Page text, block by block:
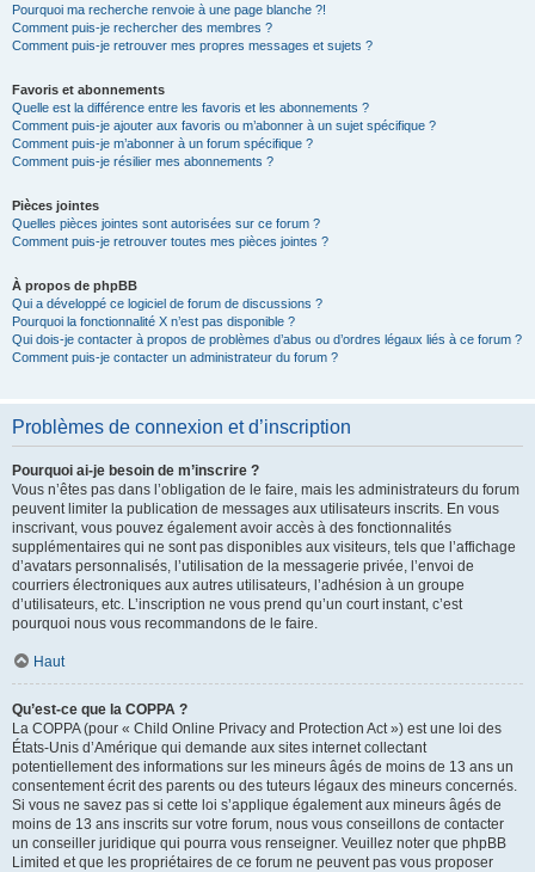
Pourquoi ma recherche renvoie à une page blanche ?!
Comment puis-je rechercher des membres ?
Comment puis-je retrouver mes propres messages et sujets ?
Favoris et abonnements
Quelle est la différence entre les favoris et les abonnements ?
Comment puis-je ajouter aux favoris ou m’abonner à un sujet spécifique ?
Comment puis-je m’abonner à un forum spécifique ?
Comment puis-je résilier mes abonnements ?
Pièces jointes
Quelles pièces jointes sont autorisées sur ce forum ?
Comment puis-je retrouver toutes mes pièces jointes ?
À propos de phpBB
Qui a développé ce logiciel de forum de discussions ?
Pourquoi la fonctionnalité X n’est pas disponible ?
Qui dois-je contacter à propos de problèmes d’abus ou d’ordres légaux liés à ce forum ?
Comment puis-je contacter un administrateur du forum ?
Problèmes de connexion et d’inscription
Pourquoi ai-je besoin de m’inscrire ?
Vous n’êtes pas dans l’obligation de le faire, mais les administrateurs du forum
peuvent limiter la publication de messages aux utilisateurs inscrits. En vous
inscrivant, vous pouvez également avoir accès à des fonctionnalités
supplémentaires qui ne sont pas disponibles aux visiteurs, tels que l’affichage
d’avatars personnalisés, l’utilisation de la messagerie privée, l’envoi de
courriers électroniques aux autres utilisateurs, l’adhésion à un groupe
d’utilisateurs, etc. L’inscription ne vous prend qu’un court instant, c’est
pourquoi nous vous recommandons de le faire.
Haut
Qu’est-ce que la COPPA ?
La COPPA (pour « Child Online Privacy and Protection Act ») est une loi des
États-Unis d’Amérique qui demande aux sites internet collectant
potentiellement des informations sur les mineurs âgés de moins de 13 ans un
consentement écrit des parents ou des tuteurs légaux des mineurs concernés.
Si vous ne savez pas si cette loi s’applique également aux mineurs âgés de
moins de 13 ans inscrits sur votre forum, nous vous conseillons de contacter
un conseiller juridique qui pourra vous renseigner. Veuillez noter que phpBB
Limited et que les propriétaires de ce forum ne peuvent pas vous proposer